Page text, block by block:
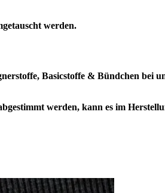
werden.
Basicstoffe & Bündchen bei
werden, kann es im